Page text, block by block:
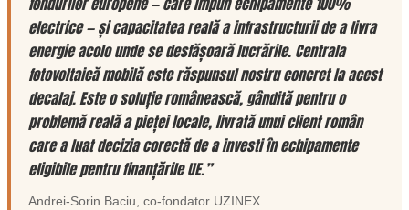
electrice — și capacitatea reală a infrastructurii de a livra
energie acolo unde se desfășoară lucrările. Centrala
fotovoltaică mobilă este răspunsul nostru concret la acest
decalaj. Este o soluție românească, gândită pentru o
problemă reală a pieței locale, livrată unui client român
care a luat decizia corectă de a investi în echipamente
eligibile pentru finanțările UE.”
Andrei-Sorin Baciu, co-fondator UZINEX